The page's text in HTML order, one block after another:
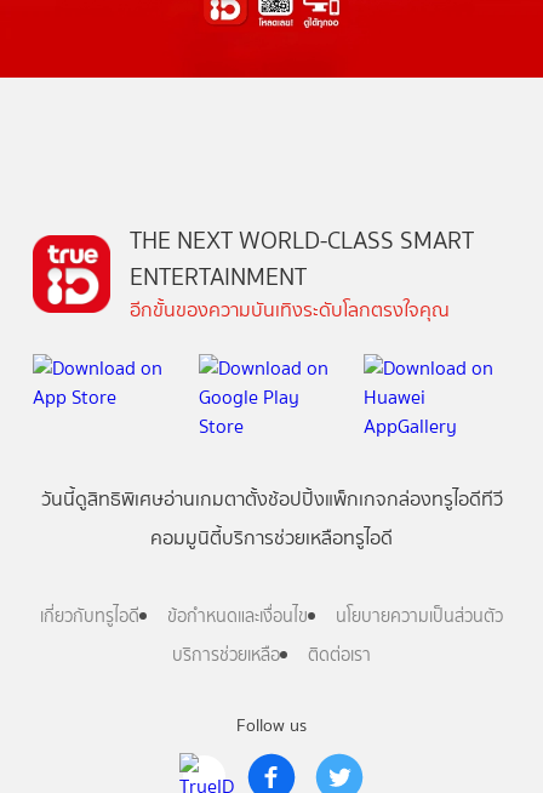
Follow us
THE NEXT WORLD-CLASS SMART
ENTERTAINMENT
อีกขั้นของความบันเทิงระดับโลกตรงใจคุณ
วันนี้ดูสิทธิพิเศษอ่านเกมตาตั้งช้อปปิ้งแพ็กเกจกล่องทรูไอดีทีวี
คอมมูนิตี้บริการช่วยเหลือทรูไอดี
เกี่ยวกับทรูไอดี ข้อกำหนดและเงื่อนไข
นโยบายความเป็นส่วนตัว
บริการช่วยเหลือ
ติดต่อเรา